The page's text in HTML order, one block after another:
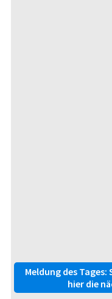
Meldung des
hier die